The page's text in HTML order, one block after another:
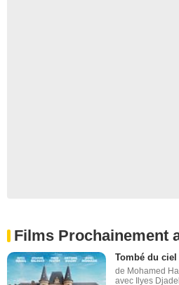
Films Prochainement
Tombé du ciel
de Mohamed
avec Ilyes